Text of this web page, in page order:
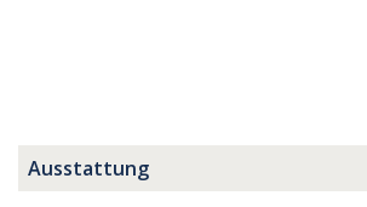
Ausstattung